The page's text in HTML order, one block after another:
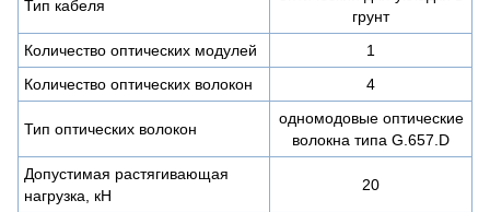
Тип кабеля
грунт
Количество оптических модулей
1
Количество оптических волокон
4
Тип оптических волокон
одномодовые оптические
волокна типа G.657.D
Допустимая растягивающая
нагрузка, кН
20